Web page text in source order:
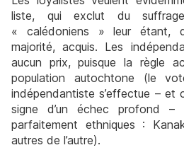
liste, qui exclut du
« calédoniens » leur étant,
majorité, acquis. Les
aucun prix, puisque la règle
population autochtone (le
indépendantiste s’effectue – et
signe d’un échec profond –
parfaitement ethniques :
autres de l’autre).